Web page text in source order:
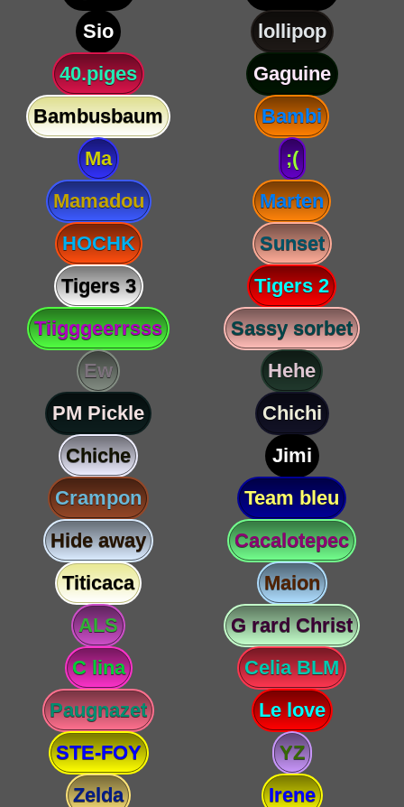
Sio
lollipop
40.piges
Gaguine
Bambusbaum
Bambi
Ma
;(
Mamadou
Marten
HOCHK
Sunset
Tigers 3
Tigers 2
Tiigggeerrsss
Sassy sorbet
Ew
Hehe
PM Pickle
Chichi
Chiche
Jimi
Crampon
Team bleu
Hide away
Cacalotepec
Titicaca
Maion
ALS
G rard Christ
C lina
Celia BLM
Paugnazet
Le love
STE-FOY
YZ
Zelda
Irene